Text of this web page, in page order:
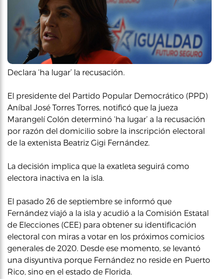
Declara ‘ha lugar’ la recusación.
El presidente del Partido Popular Democrático (PPD)
Aníbal José Torres Torres, notificó que la jueza
Marangelí Colón determinó ‘ha lugar’ a la recusación
por razón del domicilio sobre la inscripción electoral
de la extenista Beatriz Gigi Fernández.
La decisión implica que la exatleta seguirá como
electora inactiva en la isla.
El pasado 26 de septiembre se informó que
Fernández viajó a la isla y acudió a la Comisión Estatal
de Elecciones (CEE) para obtener su identificación
electoral con miras a votar en los próximos comicios
generales de 2020. Desde ese momento, se levantó
una disyuntiva porque Fernández no reside en Puerto
Rico, sino en el estado de Florida.